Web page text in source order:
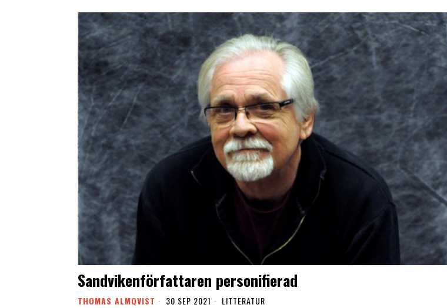
Sandvikenförfattaren personifierad
THOMAS ALMQVIST 30 SEP 2021 LITTERATUR